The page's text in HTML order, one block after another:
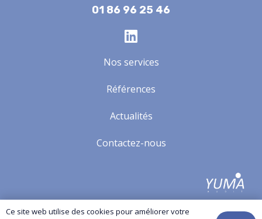
01 86 96 25 46
Nos services
Références
Actualités
Contactez-nous
Yuma-audit.com© Copyright All Rights Reserved.
Ce site web utilise des cookies pour améliorer votre